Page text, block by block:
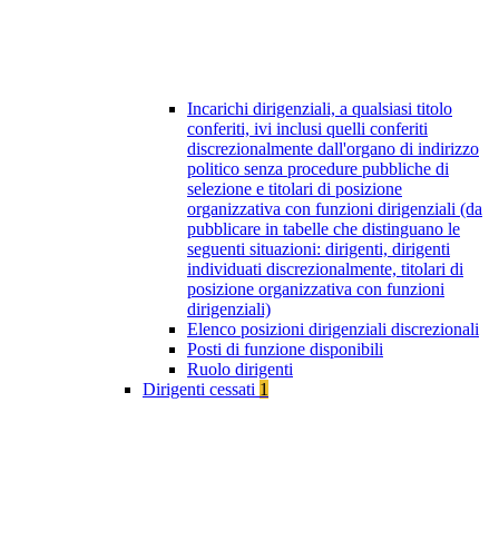
Incarichi dirigenziali, a qualsiasi titolo
conferiti, ivi inclusi quelli conferiti
discrezionalmente dall'organo di indirizzo
politico senza procedure pubbliche di
selezione e titolari di posizione
organizzativa con funzioni dirigenziali (da
pubblicare in tabelle che distinguano le
seguenti situazioni: dirigenti, dirigenti
individuati discrezionalmente, titolari di
posizione organizzativa con funzioni
dirigenziali)
Elenco posizioni dirigenziali discrezionali
Posti di funzione disponibili
Ruolo dirigenti
Dirigenti cessati 1